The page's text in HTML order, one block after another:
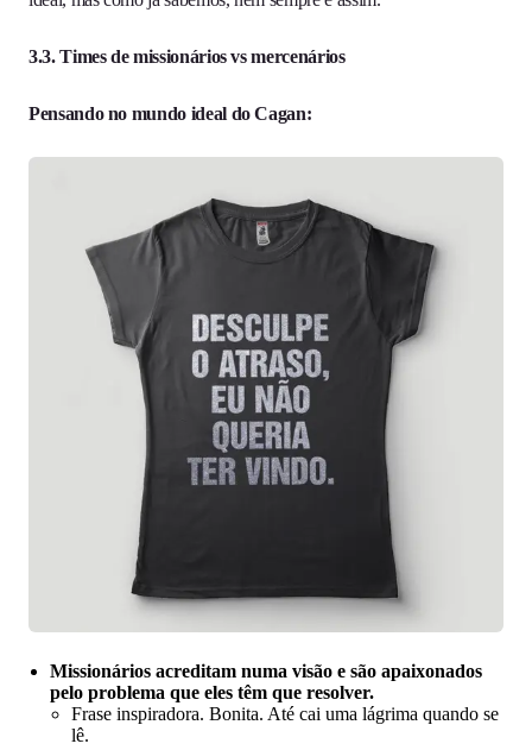
3.3. Times de missionários vs mercenários
Pensando no mundo ideal do Cagan:
Missionários acreditam numa visão e são apaixonados
pelo problema que eles têm que resolver.
Frase inspiradora. Bonita. Até cai uma lágrima quando se
lê.